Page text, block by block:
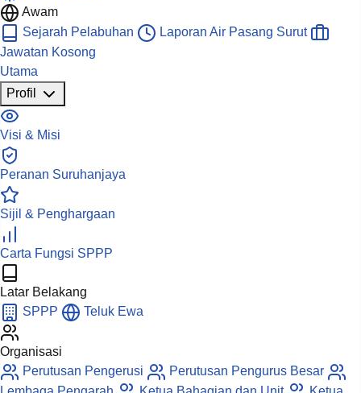
Awam
Sejarah Pelabuhan
Laporan Air Pasang Surut
Jawatan Kosong
Utama
Profil
Visi & Misi
Peranan Suruhanjaya
Sijil & Penghargaan
Carta Fungsi SPPP
Latar Belakang
SPPP
Teluk Ewa
Organisasi
Perutusan Pengerusi
Perutusan Pengurus Besar